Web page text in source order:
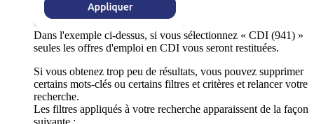
Dans l'exemple ci-dessus, si vous sélectionnez « CDI (941) »
seules les offres d'emploi en CDI vous seront restituées.
Si vous obtenez trop peu de résultats, vous pouvez supprimer
certains mots-clés ou certains filtres et critères et relancer votre
recherche.
Les filtres appliqués à votre recherche apparaissent de la façon
suivante :